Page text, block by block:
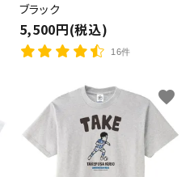
ブラック
5,500円(税込)
16件
favorite